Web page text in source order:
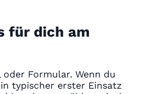
für dich am
oder Formular. Wenn du
typischer erster Einsatz